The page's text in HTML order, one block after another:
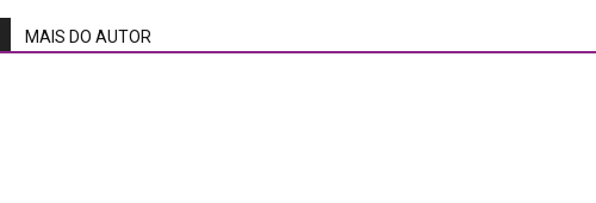
MAIS DO AUTOR